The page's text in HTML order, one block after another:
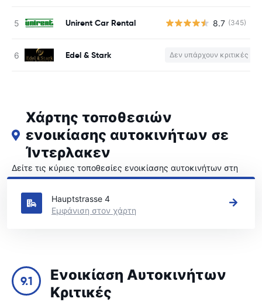
Unirent Car Rental 8.7 (345)
Edel & Stark Δεν υπάρχουν κριτικές
Χάρτης τοποθεσιών
ενοικίασης αυτοκινήτων σε
Ίντερλακεν
Δείτε τις κύριες τοποθεσίες ενοικίασης αυτοκινήτων στη
Ίντερλακεν
Hauptstrasse 4
Εμφάνιση στον χάρτη
9.1
Ενοικίαση Αυτοκινήτων
Κριτικές